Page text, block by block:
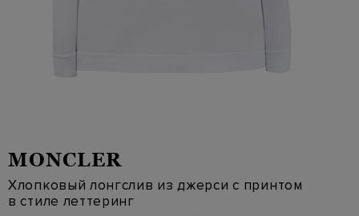
MONCLER
Хлопковый лонгслив из джерси с принтом
в стиле леттеринг